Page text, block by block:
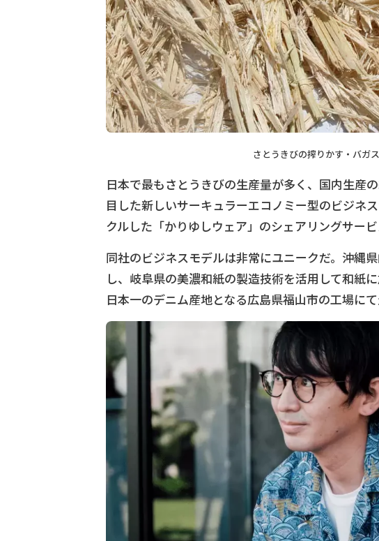
さとうきびの搾りかす・バガ
日本で最もさとうきびの生産量が多く、国内生産
目した新しいサーキュラーエコノミー型のビジネ
クルした「かりゆしウェア」のシェアリングサー
同社のビジネスモデルは非常にユニークだ。沖縄
し、岐阜県の美濃和紙の製造技術を活用して和紙
日本一のデニム産地となる広島県福山市の工場にて